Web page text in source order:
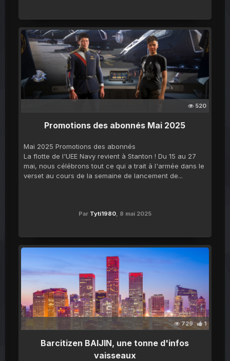
520
Promotions des abonnés Mai 2025
Mai 2025 Promotions des abonnés
La flotte de l'UEE Navy revient à Stanton ! Du 15 au 27
mai, nous célébrons tout ce qui a trait à l'armée dans le
verset au cours de la semaine de lancement de...
Par Tyti1980, 8 mai 2025
729 1
Barcitizen BAIJIN, une tonne d'infos
vaisseaux